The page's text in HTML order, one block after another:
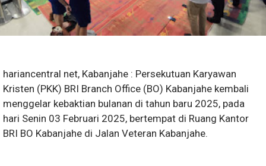
hariancentral net, Kabanjahe : Persekutuan Karyawan
Kristen (PKK) BRI Branch Office (BO) Kabanjahe kembali
menggelar kebaktian bulanan di tahun baru 2025, pada
hari Senin 03 Februari 2025, bertempat di Ruang Kantor
BRI BO Kabanjahe di Jalan Veteran Kabanjahe.